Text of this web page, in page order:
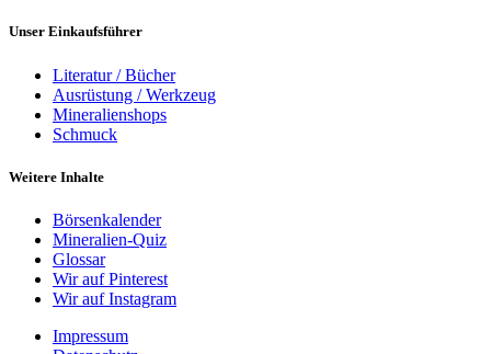
Unser Einkaufsführer
Literatur / Bücher
Ausrüstung / Werkzeug
Mineralienshops
Schmuck
Weitere Inhalte
Börsenkalender
Mineralien-Quiz
Glossar
Wir auf Pinterest
Wir auf Instagram
Impressum